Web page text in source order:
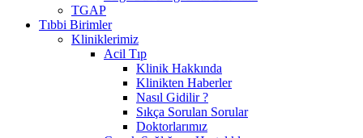
TGAP
Tıbbi Birimler
Kliniklerimiz
Acil Tıp
Klinik Hakkında
Klinikten Haberler
Nasıl Gidilir ?
Sıkça Sorulan Sorular
Doktorlarımız